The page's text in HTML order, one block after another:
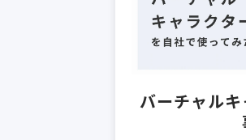
バーチャル